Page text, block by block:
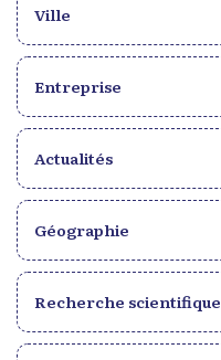
Ville
Entreprise
Actualités
Géographie
Recherche scientifique